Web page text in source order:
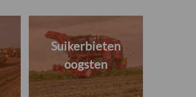
Suikerbieten
oogsten